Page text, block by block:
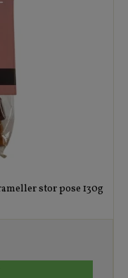
stor pose 130g